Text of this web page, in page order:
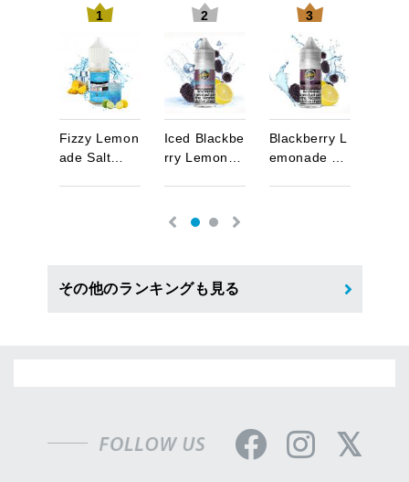
1
Fizzy L emon
ade Salt
2
Iced Blackbe
rry L emon
3
Blackberry L
emonade
その他のランキングも見る